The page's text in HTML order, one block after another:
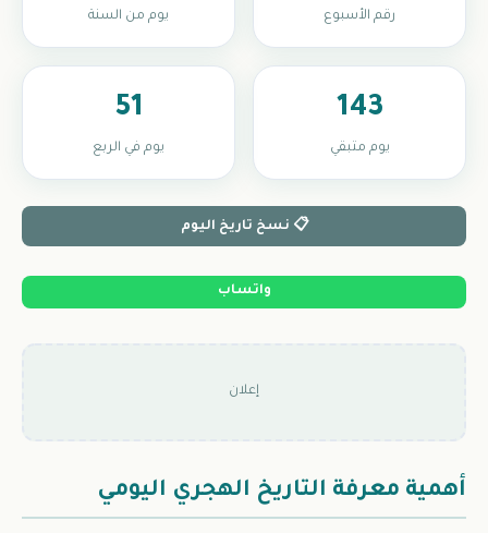
رقم الأسبوع يوم من السنة
143
يوم متبقي
51
يوم في الربع
📋 نسخ تاريخ اليوم
واتساب
إعلان
أهمية معرفة التاريخ الهجري اليومي